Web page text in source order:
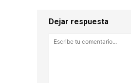
Dejar respuesta